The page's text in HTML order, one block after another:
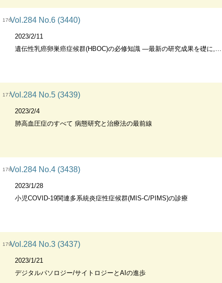
176Vol.284 No.6 (3440)
2023/2/11
遺伝性乳癌卵巣癌症候群(HBOC)の必修知識 ―最新の研究成果を礎に,HBOC診療を次のステージへ
177Vol.284 No.5 (3439)
2023/2/4
肺高血圧症のすべて 病態研究と治療法の最前線
178Vol.284 No.4 (3438)
2023/1/28
小児COVID-19関連多系統炎症性症候群(MIS-C/PIMS)の診療
179Vol.284 No.3 (3437)
2023/1/21
デジタルパソロジー/サイトロジーとAIの進歩